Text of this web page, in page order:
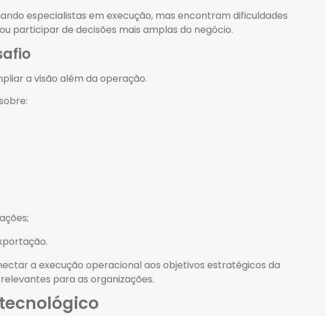
especialistas em execução, mas encontram dificuldades
participar de decisões mais amplas do negócio.
a visão além da operação.
a execução operacional aos objetivos estratégicos da
para as organizações.